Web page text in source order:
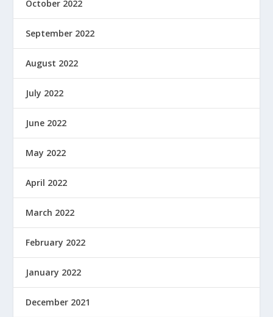
October 2022
September 2022
August 2022
July 2022
June 2022
May 2022
April 2022
March 2022
February 2022
January 2022
December 2021